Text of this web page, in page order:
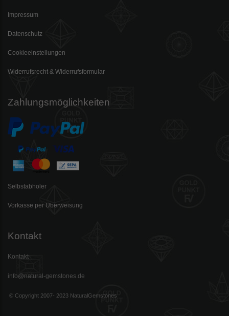
Impressum
Datenschutz
Cookieeinstellungen
Widerrufsrecht & Widerrufsformular
Zahlungsmöglichkeiten
Selbstabholer
Vorkasse per Überweisung
Kontakt
Kontakt
info@natural-gemstones.de
© Copyright 2007- 2023 NaturalGemstones